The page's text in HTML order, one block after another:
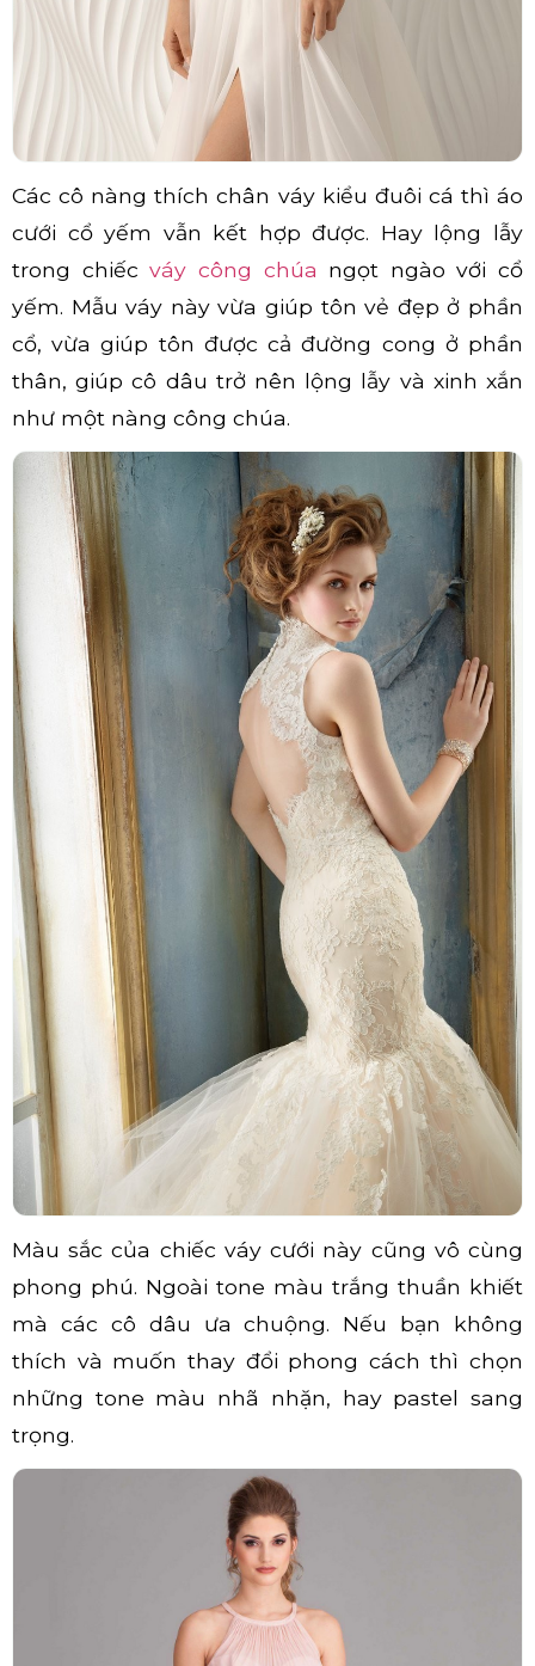
Các cô nàng thích chân váy kiểu đuôi cá thì áo
cưới cổ yếm vẫn kết hợp được. Hay lộng lẫy
trong chiếcváy công chúa ngọt ngào với cổ
yếm. Mẫu váy này vừa giúp tôn vẻ đẹp ở phần
cổ, vừa giúp tôn được cả đường cong ở phần
thân, giúp cô dâu trở nên lộng lẫy và xinh xắn
như một nàng công chúa.
Màu sắc của chiếc váy cưới này cũng vô cùng
phong phú. Ngoài tone màu trắng thuần khiết
mà các cô dâu ưa chuộng. Nếu bạn không
thích và muốn thay đổi phong cách thì chọn
những tone màu nhã nhặn, hay pastel sang
trọng.